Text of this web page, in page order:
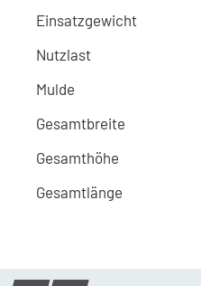
Einsatzgewicht
Nutzlast
Mulde
Gesamtbreite
Gesamthöhe
Gesamtlänge